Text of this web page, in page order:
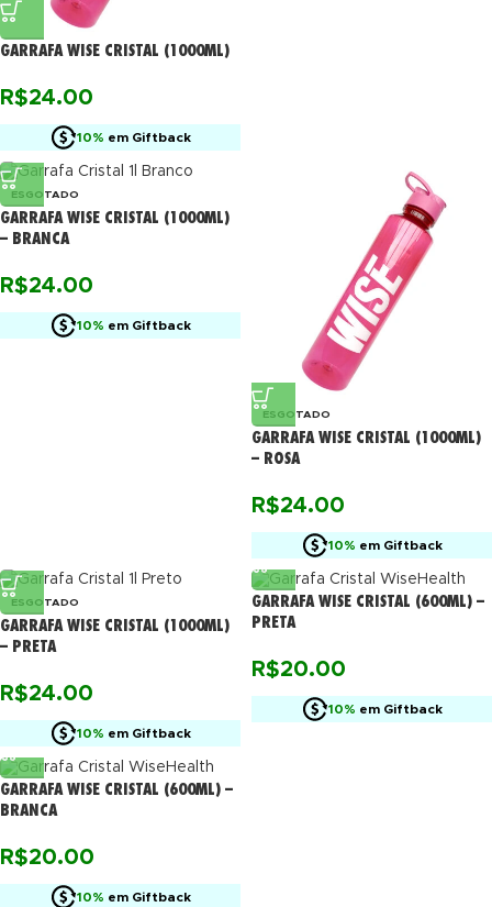
GARRAFA WISE CRISTAL (1000ML)
R$24.00
10% em Giftback
ESGOTADO
GARRAFA WISE CRISTAL (1000ML)
– BRANCA
R$24.00
10% em Giftback
ESGOTADO
GARRAFA WISE CRISTAL (1000ML)
– ROSA
R$24.00
10% em Giftback
ESGOTADO
GARRAFA WISE CRISTAL (1000ML)
– PRETA
R$24.00
10% em Giftback
GARRAFA WISE CRISTAL (600ML) –
PRETA
R$20.00
10% em Giftback
GARRAFA WISE CRISTAL (600ML) –
BRANCA
R$20.00
10% em Giftback